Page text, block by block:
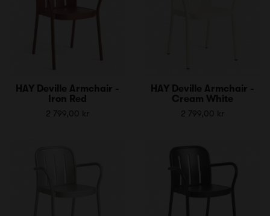
HAY Deville Armchair -
Iron Red
2 799,00 kr
HAY Deville Armchair -
Cream White
2 799,00 kr